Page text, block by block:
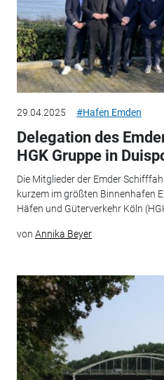
29.04.2025 #Hafen Emden
Delegation des
HGK Gruppe in
Die Mitglieder der Emder
kurzem im größten Binnenhafen
Häfen und Güterverkehr Köln
von Annika Beyer